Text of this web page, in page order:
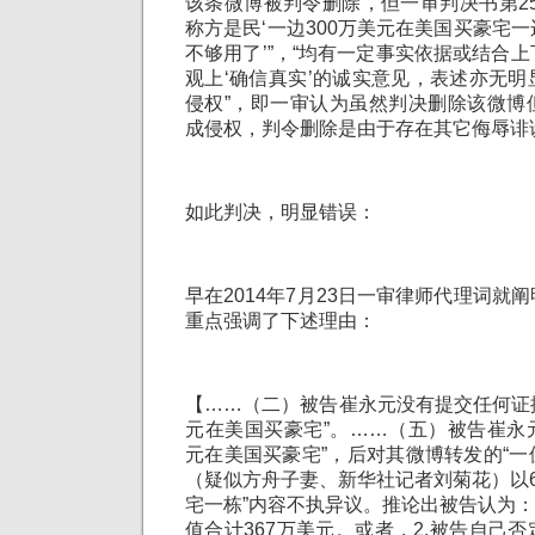
称方是民‘一边300万美元在美国买豪宅
不够用了’”，“均有一定事实依据或结合
观上‘确信真实’的诚实意见，表述亦无
侵权”，即一审认为虽然判决删除该微
成侵权，判令删除是由于存在其它侮辱诽
如此判决，明显错误：
早在2014年7月23日一审律师代理词就
重点强调了下述理由：
【……（二）被告崔永元没有提交任何证
元在美国买豪宅”。……（五）被告崔永
元在美国买豪宅”，后对其微博转发的“一
（疑似方舟子妻、新华社记者刘菊花）
宅一栋”内容不执异议。推论出被告认为
值合计367万美元。或者，2.被告自己否